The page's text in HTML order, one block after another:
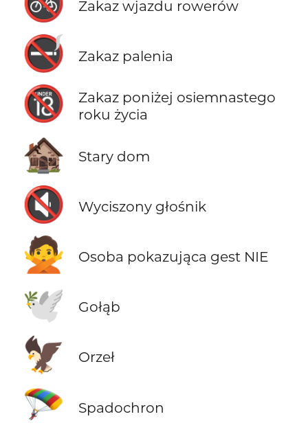
Zakaz wjazdu rowerów
🚭 Zakaz palenia
🔞
Zakaz poniżej osiemnastego
roku życia
🏚️ Stary dom
🔇 Wyciszony głośnik
🙅 Osoba pokazująca gest NIE
🕊️ Gołąb
🦅 Orzeł
🪂 Spadochron